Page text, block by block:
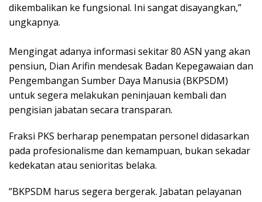
dikembalikan ke fungsional. Ini sangat disayangkan,”
ungkapnya.
​Mengingat adanya informasi sekitar 80 ASN yang akan
pensiun, Dian Arifin mendesak Badan Kepegawaian dan
Pengembangan Sumber Daya Manusia (BKPSDM)
untuk segera melakukan peninjauan kembali dan
pengisian jabatan secara transparan.
​Fraksi PKS berharap penempatan personel didasarkan
pada profesionalisme dan kemampuan, bukan sekadar
kedekatan atau senioritas belaka.
​”BKPSDM harus segera bergerak. Jabatan pelayanan